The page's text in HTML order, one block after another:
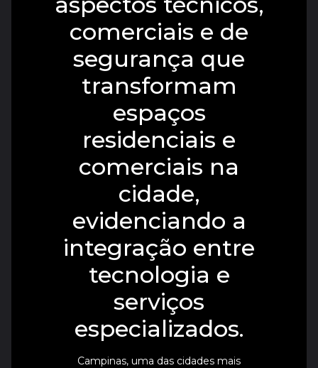
comerciais e de
segurança que
transformam
espaços
residenciais e
comerciais na
cidade,
evidenciando a
integração entre
tecnologia e
serviços
especializados.
Campinas, uma das cidades mais